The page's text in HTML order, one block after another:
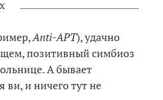
Anti-APT), удачно
позитивный симбиоз
А бывает
ви, и ничего тут не